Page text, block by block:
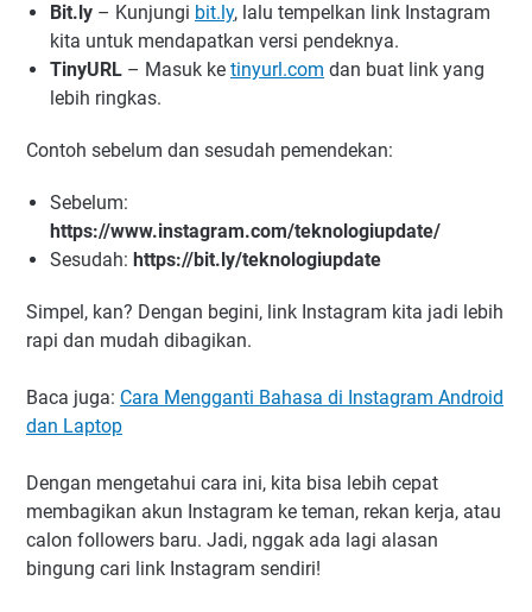
Bit.ly – Kunjungi bit.ly, lalu tempelkan link Instagram
kita untuk mendapatkan versi pendeknya.
TinyURL – Masuk ke tinyurl.com dan buat link yang
lebih ringkas.
Contoh sebelum dan sesudah pemendekan:
Sebelum:
https://www.instagram.com/teknologiupdate/
Sesudah: https://bit.ly/teknologiupdate
Simpel, kan? Dengan begini, link Instagram kita jadi lebih
rapi dan mudah dibagikan.
Baca juga: Cara Mengganti Bahasa di Instagram Android
dan Laptop
Dengan mengetahui cara ini, kita bisa lebih cepat
membagikan akun Instagram ke teman, rekan kerja, atau
calon followers baru. Jadi, nggak ada lagi alasan
bingung cari link Instagram sendiri!